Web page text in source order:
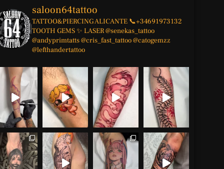
saloon64tattoo
TATTOO&PIERCINGALICANTE 📞+34691973132
TOOTH GEMS ✨ LASER@senekas_tattoo
@andyprimtatts@cris_fast_tattoo@catogemzz
@lefthandertattoo